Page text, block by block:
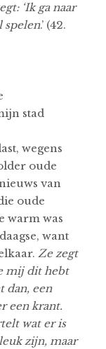
‘Ik ga naar
spelen.’ (42.
stad
wegens
oude
van
oude
warm was
want
Ze zegt
mij dit hebt
dan, een
een krant.
wat er is
zijn, maar